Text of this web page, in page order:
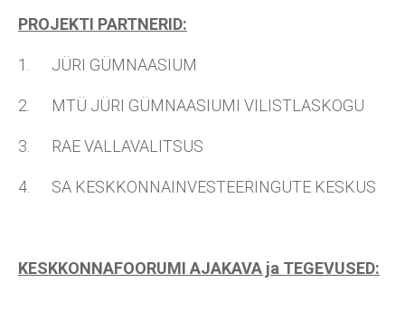
PROJEKTI PARTNERID:
1. JÜRI GÜMNAASIUM
2. MTÜ JÜRI GÜMNAASIUMI VILISTLASKOGU
3. RAE VALLAVALITSUS
4. SA KESKKONNAINVESTEERINGUTE KESKUS
KESKKONNAFOORUMI AJAKAVA ja TEGEVUSED: